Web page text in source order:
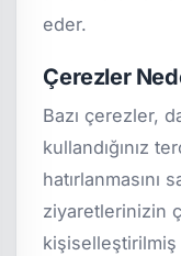
eder.
Çerezler
Bazı çerezler,
kullandığınız
hatırlanmasını
ziyaretlerinizin
kişiselleştirilmiş